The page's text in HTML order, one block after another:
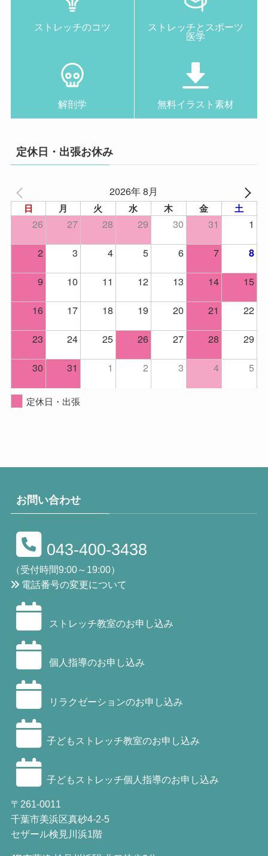
ストレッチのコツ
ストレッチとスポーツ
医学
解剖学 無料イラスト素材
定休日・出張お休み
2026年 8月
日 月 火 水 木 金 土
26 27 28 29 30 31
1
2
3 4 5 6 7 8
9 10 11 12 13 14
15
16
17 18 19 20 21
22
23
24 25 26 27 28
29
30
31 1 2 3 4 5
定休日・出張
お問い合わせ
043-400-3438
（受付時間9:00～19:00）
電話番号の変更について
ストレッチ教室のお申し込み
個人指導のお申し込み
リラクゼーションのお申し込み
子どもストレッチ教室のお申し込み
子どもストレッチ個人指導のお申し込み
〒261-0011
千葉市美浜区真砂4-2-5
セザール検見川浜1階